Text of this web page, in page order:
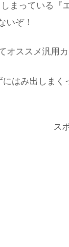
まっている『
いぞ！
オススメ汎用
はみ出しま
ス